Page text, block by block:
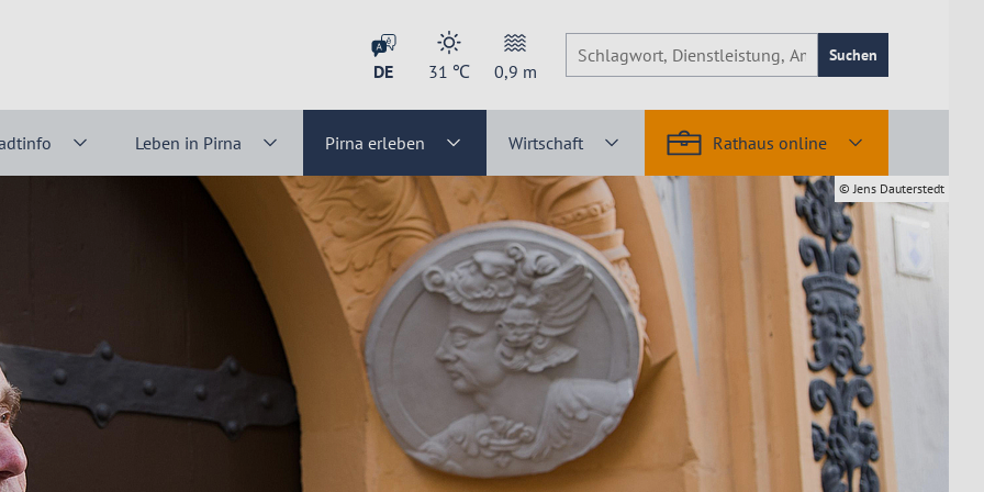
DE 31 ℃ 0,9 m
Suchen
Leben in Pirna Pirna erleben Wirtschaft Rathaus online
© Jens Dauterstedt